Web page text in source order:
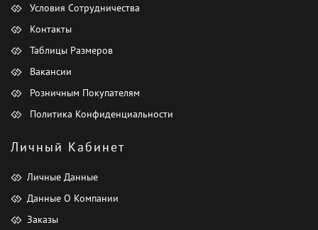
Условия Сотрудничества
Контакты
Таблицы Размеров
Вакансии
Розничным Покупателям
Политика Конфиденциальности
Личный Кабинет
Личные Данные
Данные О Компании
Заказы